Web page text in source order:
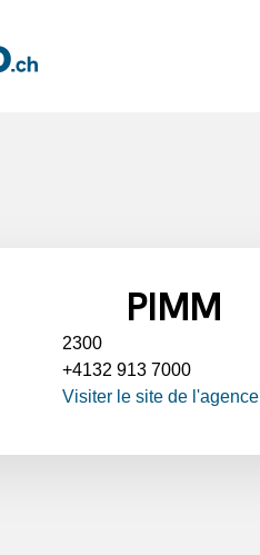
PIMM
2300
+4132 913 7000
Visiter le site de l'agence